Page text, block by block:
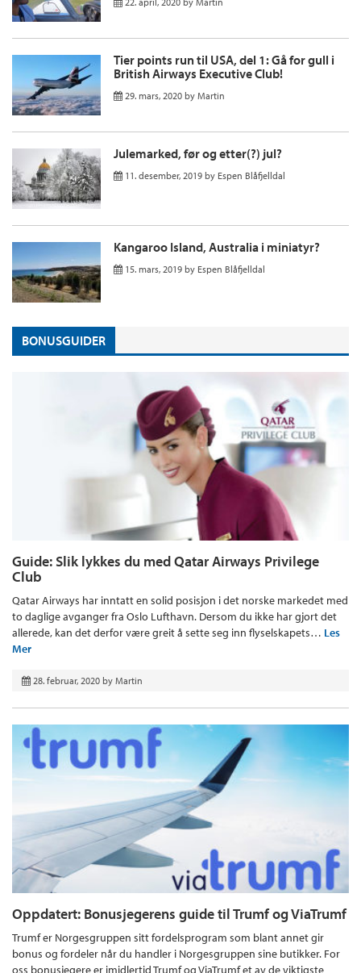
Tier points run til USA, del 1: Gå for gull i
British Airways Executive Club!
29. mars, 2020 by Martin
Julemarked, før og etter(?) jul?
11. desember, 2019 by Espen Blåfjelldal
Kangaroo Island, Australia i miniatyr?
15. mars, 2019 by Espen Blåfjelldal
BONUSGUIDER
Guide: Slik lykkes du med Qatar Airways Privilege
Club
Qatar Airways har inntatt en solid posisjon i det norske markedet med
to daglige avganger fra Oslo Lufthavn. Dersom du ikke har gjort det
allerede, kan det derfor være greit å sette seg inn flyselskapets… Les
Mer
28. februar, 2020 by Martin
Oppdatert: Bonusjegerens guide til Trumf og ViaTrumf
Trumf er Norgesgruppen sitt fordelsprogram som blant annet gir
bonus og fordeler når du handler i Norgesgruppen sine butikker. For
oss bonusjegere er imidlertid Trumf og ViaTrumf et av de viktigste